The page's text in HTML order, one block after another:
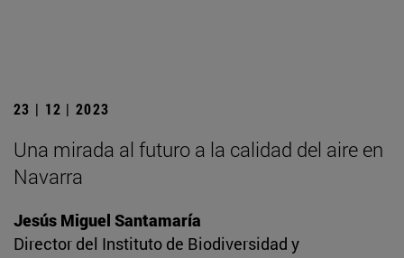
23 | 12 | 2023
Una mirada al futuro a la calidad del aire en
Navarra
Jesús Miguel Santamaría
Director del Instituto de Biodiversidad y